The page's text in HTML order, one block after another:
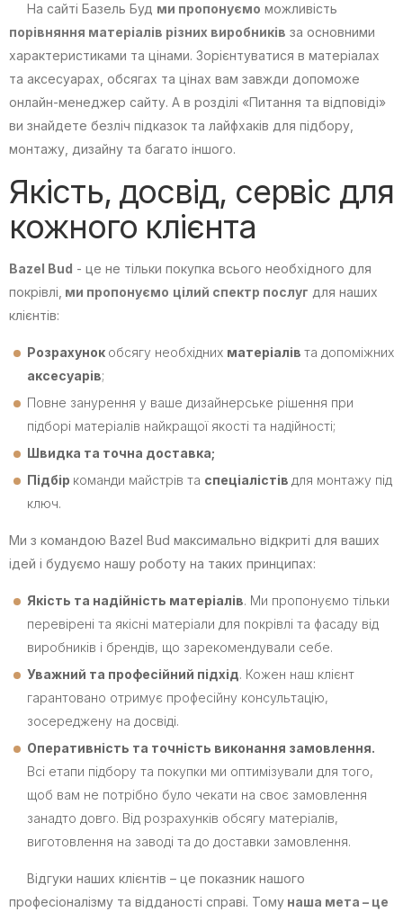
На сайті Базель Буд ми пропонуємо можливість
порівняння матеріалів різних виробників за основними
характеристиками та цінами. Зорієнтуватися в матеріалах
та аксесуарах, обсягах та цінах вам завжди допоможе
онлайн-менеджер сайту. А в розділі «Питання та відповіді»
ви знайдете безліч підказок та лайфхаків для підбору,
монтажу, дизайну та багато іншого.
Якість, досвід, сервіс для
кожного клієнта
Bazel Bud - це не тільки покупка всього необхідного для
покрівлі, ми пропонуємо цілий спектр послуг для наших
клієнтів:
Розрахунок обсягу необхідних матеріалів та допоміжних
аксесуарів;
Повне занурення у ваше дизайнерське рішення при
підборі матеріалів найкращої якості та надійності;
Швидка та точна доставка;
Підбір команди майстрів та спеціалістів для монтажу під
ключ.
Ми з командою Bazel Bud максимально відкриті для ваших
ідей і будуємо нашу роботу на таких принципах:
Якість та надійність матеріалів. Ми пропонуємо тільки
перевірені та якісні матеріали для покрівлі та фасаду від
виробників і брендів, що зарекомендували себе.
Уважний та професійний підхід. Кожен наш клієнт
гарантовано отримує професійну консультацію,
зосереджену на досвіді.
Оперативність та точність виконання замовлення.
Всі етапи підбору та покупки ми оптимізували для того,
щоб вам не потрібно було чекати на своє замовлення
занадто довго. Від розрахунків обсягу матеріалів,
виготовлення на заводі та до доставки замовлення.
Відгуки наших клієнтів – це показник нашого
професіоналізму та відданості справі. Тому наша мета – це